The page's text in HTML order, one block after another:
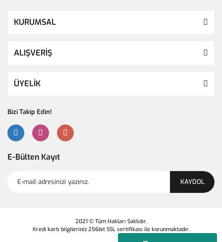
KURUMSAL
ALIŞVERİŞ
ÜYELİK
Bizi Takip Edin!
E-Bülten Kayıt
KAYDOL
2021 © Tüm Hakları Saklıdır.
Kredi kartı bilgileriniz 256bit SSL sertifikası ile korunmaktadır.